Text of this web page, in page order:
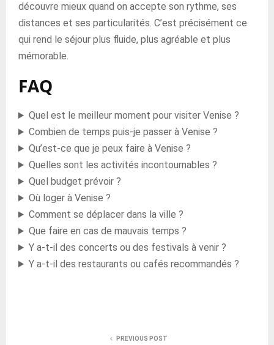
découvre mieux quand on accepte son rythme, ses
distances et ses particularités. C’est précisément ce
qui rend le séjour plus fluide, plus agréable et plus
mémorable.
FAQ
Quel est le meilleur moment pour visiter Venise ?
Combien de temps puis-je passer à Venise ?
Qu’est-ce que je peux faire à Venise ?
Quelles sont les activités incontournables ?
Quel budget prévoir ?
Où loger à Venise ?
Comment se déplacer dans la ville ?
Que faire en cas de mauvais temps ?
Y a-t-il des concerts ou des festivals à venir ?
Y a-t-il des restaurants ou cafés recommandés ?
PREVIOUS POST